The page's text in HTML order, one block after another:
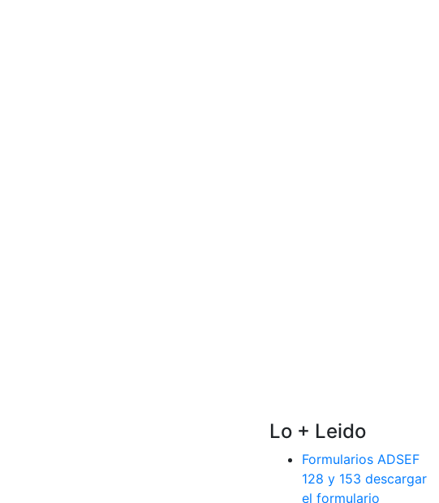
Lo + Leido
Formularios ADSEF
128 y 153 descargar
el formulario